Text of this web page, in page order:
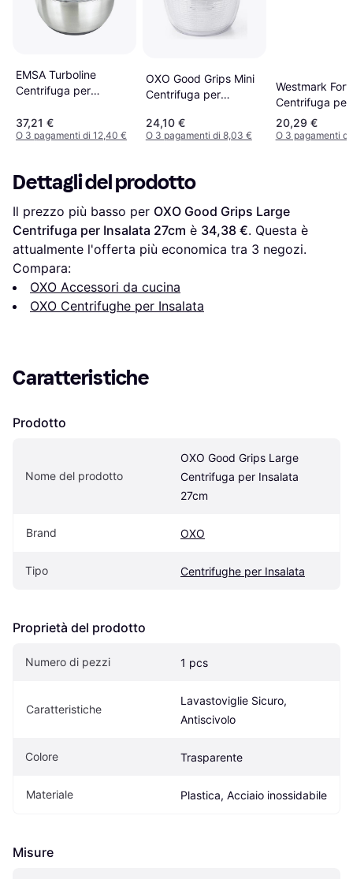
EMSA Turboline
Centrifuga per
37,21 €
O 3 pagamenti di 12,40 €
OXO Good Grips Mini
Centrifuga per
24,10 €
O 3 pagamenti di 8,03 €
Westmark
Centrifuga per
Insalata 26cm
20,29 €
O 3 pagamenti di
Dettagli del prodotto
Il prezzo più basso per OXO Good Grips Large
Centrifuga per Insalata 27cm è 34,38 €. Questa è
attualmente l'offerta più economica tra 3 negozi.
Compara:
OXO Accessori da cucina
OXO Centrifughe per Insalata
Caratteristiche
Prodotto
Nome del prodotto
OXO Good Grips Large
Centrifuga per Insalata
27cm
Brand OXO
Tipo Centrifughe per Insalata
Proprietà del prodotto
Numero di pezzi 1 pcs
Caratteristiche
Lavastoviglie Sicuro,
Antiscivolo
Colore Trasparente
Materiale Plastica, Acciaio inossidabile
Misure